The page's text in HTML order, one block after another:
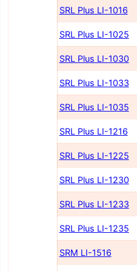
SRL Plus LI-1016
SRL Plus LI-1025
SRL Plus LI-1030
SRL Plus LI-1033
SRL Plus LI-1035
SRL Plus LI-1216
SRL Plus LI-1225
SRL Plus LI-1230
SRL Plus LI-1233
SRL Plus LI-1235
SRM LI-1516